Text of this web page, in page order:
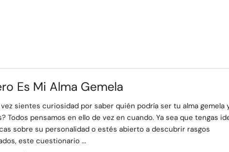
Es Mi Alma Gemela
vez sientes curiosidad por saber quién podría ser tu alma gemela
Todos pensamos en ello de vez en cuando. Ya sea que tengas
sobre su personalidad o estés abierto a descubrir rasgos
este cuestionario ...